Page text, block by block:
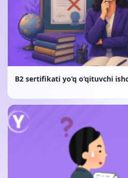
B2 sertifikati yo‘q o‘qituvchi